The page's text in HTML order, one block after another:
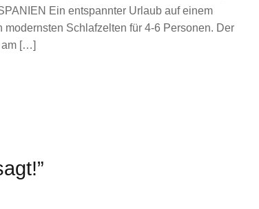
Ein entspannter Urlaub auf einem
Schlafzelten für 4-6 Personen. Der
am […]